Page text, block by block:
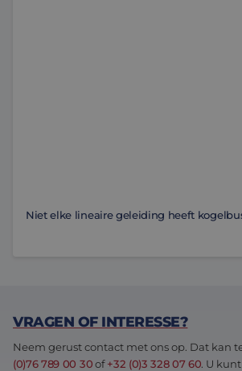
Niet elke lineaire geleiding heeft
VRAGEN OF INTERESSE?
Neem gerust contact met ons op. Dat kan
(0)76 789 00 30of+32 (0)3 328 07 60. U